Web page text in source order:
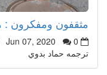
مثقفون ومفكرون :
Jun 07, 2020
0
ترجمه حماد بدوي